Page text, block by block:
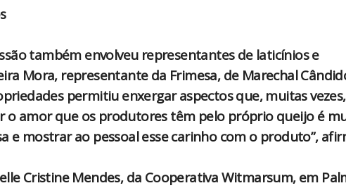
também envolveu representantes de laticínios e
Mora, representante da Frimesa, de Marechal
permitiu enxergar aspectos que, muitas
o amor que os produtores têm pelo próprio queijo é
e mostrar ao pessoal esse carinho com o produto”,
Cristine Mendes, da Cooperativa Witmarsum, em